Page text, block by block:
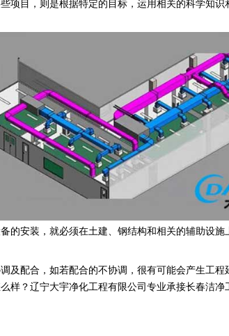
项目，则是根据特定的目标，运用相关的科学知
的安装，就必须在土建、钢结构和相关的辅助设
配合，如若配合的不协调，很有可能会产生工程
样？辽宁大宇净化工程有限公司专业承接长春洁